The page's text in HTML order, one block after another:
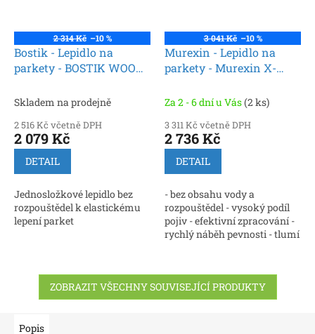
2 314 Kč –10 %
Bostik - Lepidlo na
parkety - BOSTIK WOOD
Skladem na prodejně
2 516 Kč včetně DPH
2 079 Kč
DETAIL
Jednosložkové lepidlo bez
rozpouštědel k elastickému
lepení parket
3 041 Kč –10 %
Murexin - Lepidlo na
parkety - Murexin X-
Za 2 - 6 dní u Vás(2 ks)
3 311 Kč včetně DPH
2 736 Kč
DETAIL
- bez obsahu vody a
rozpouštědel - vysoký podíl
pojiv - efektivní zpracování -
rychlý náběh pevnosti - tlumí
ZOBRAZIT VŠECHNY SOUVISEJÍCÍ PRODUKTY
Popis